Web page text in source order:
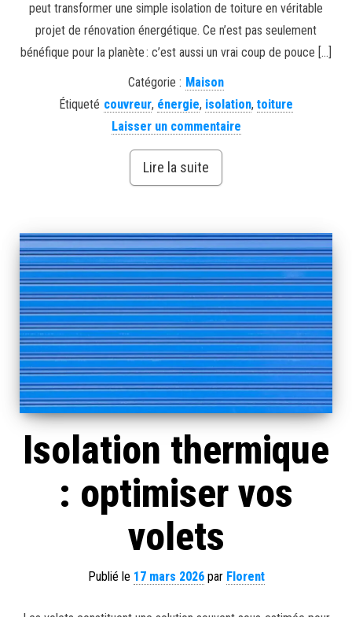
peut transformer une simple isolation de toiture en véritable
projet de rénovation énergétique. Ce n’est pas seulement
bénéfique pour la planète : c’est aussi un vrai coup de pouce […]
Catégorie : Maison
Étiqueté couvreur, énergie, isolation, toiture
Laisser un commentaire
Lire la suite
Isolation thermique
: optimiser vos
volets
Publié le 17 mars 2026par Florent